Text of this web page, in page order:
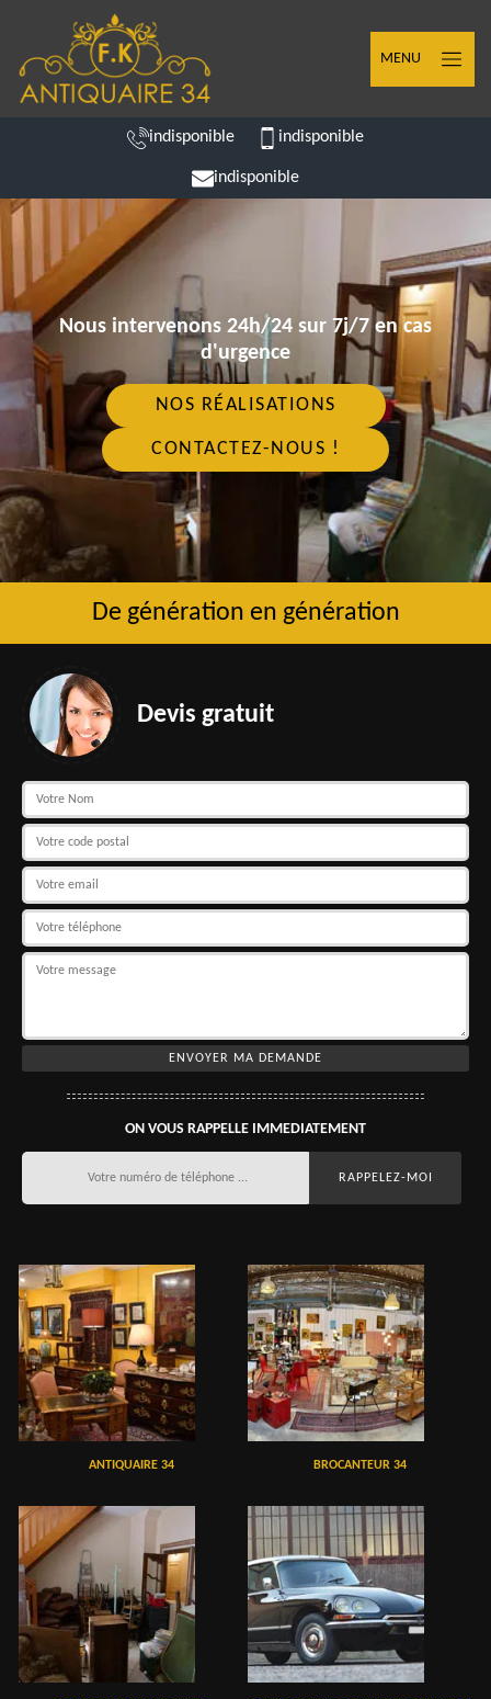
MENU
indisponible indisponible
indisponible
Nous intervenons 24h/24 sur 7j/7 en cas
d'urgence
NOS RÉALISATIONS
CONTACTEZ-NOUS !
De génération en génération
Devis gratuit
ON VOUS RAPPELLE IMMEDIATEMENT
ANTIQUAIRE 34 BROCANTEUR 34